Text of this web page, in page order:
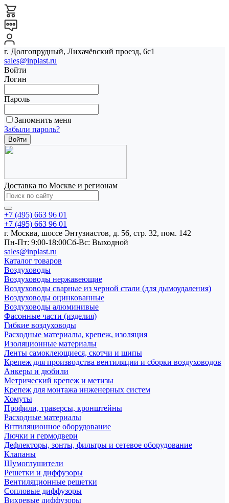
г. Долгопрудный, Лихачёвский проезд, 6с1
sales@inplast.ru
Войти
Логин
Пароль
Запомнить меня
Забыли пароль?
Доставка по Москве и регионам
+7 (495) 663 96 01
+7 (495) 663 96 01
г. Москва, шоссе Энтузиастов, д. 56, стр. 32, пом. 142
Пн-Пт: 9:00-18:00Cб-Вс: Выходной
sales@inplast.ru
Каталог товаров
Воздуховоды
Воздуховоды нержавеющие
Воздуховоды сварные из черной стали (для дымоудаления)
Воздуховоды оцинкованные
Воздуховоды алюминивые
Фасонные части (изделия)
Гибкие воздуховоды
Расходные материалы, крепеж, изоляция
Изоляционные материалы
Ленты самоклеющиеся, скотчи и шипы
Крепеж для производства вентиляции и сборки воздуховодов
Анкеры и дюбили
Метрический крепеж и метизы
Крепеж для монтажа инженерных систем
Хомуты
Профили, траверсы, кронштейны
Расходные материалы
Внтиляционное оборудование
Лючки и гермодвери
Дефлекторы, зонты, фильтры и сетевое оборудование
Клапаны
Шумоглушители
Решетки и диффузоры
Вентиляционные решетки
Сопловые диффузоры
Вихревые диффузоры